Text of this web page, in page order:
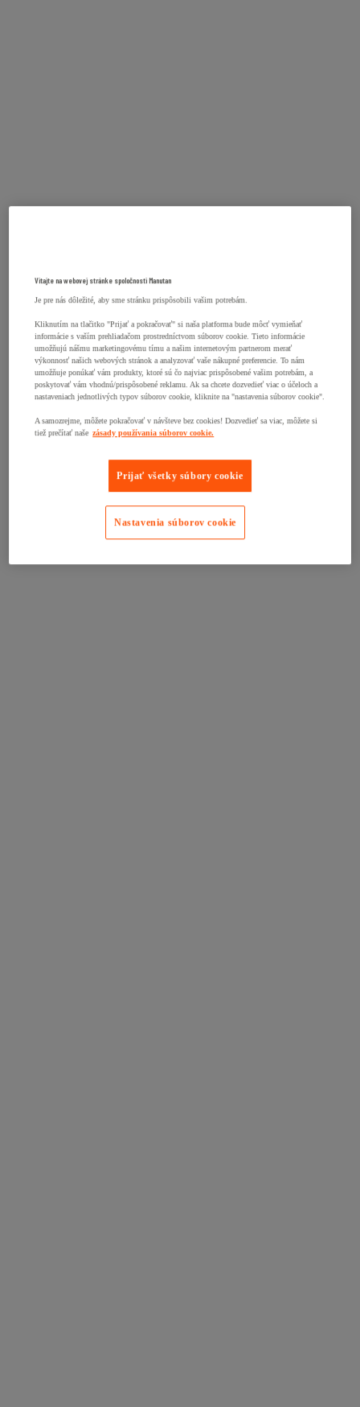
Vitajte na webovej stránke spoločnosti Manutan
Je pre nás dôležité, aby sme stránku prispôsobili vašim potrebám.
Kliknutím na tlačitko "Prijať a pokračovať" si naša platforma bude môcť vymieňať
informácie s vaším prehliadačom prostredníctvom súborov cookie. Tieto informácie
umožňujú nášmu marketingovému tímu a našim internetovým partnerom merať
výkonnosť našich webových stránok a analyzovať vaše nákupné preferencie. To nám
umožňuje ponúkať vám produkty, ktoré sú čo najviac prispôsobené vašim potrebám, a
poskytovať vám vhodnú/prispôsobené reklamu. Ak sa chcete dozvedieť viac o účeloch a
nastaveniach jednotlivých typov súborov cookie, kliknite na "nastavenia súborov cookie".
A samozrejme, môžete pokračovať v návšteve bez cookies! Dozvedieť sa viac, môžete si
tiež prečítať naše zásady používania súborov cookie.
Prijať všetky súbory cookie
Nastavenia súborov cookie